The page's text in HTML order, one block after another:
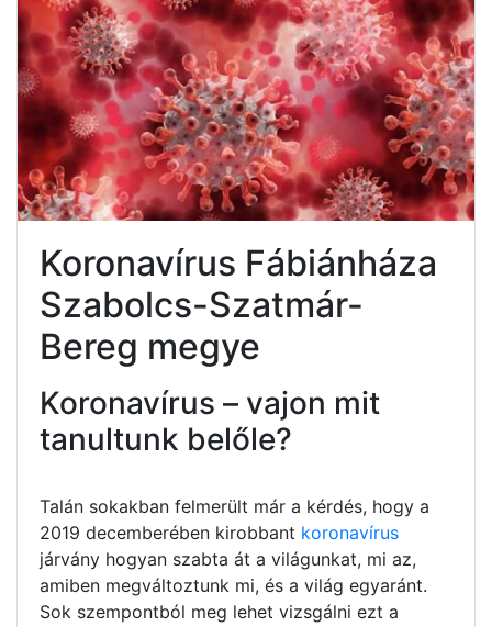
Koronavírus Fábiánháza
Szabolcs-Szatmár-
Bereg megye
Koronavírus – vajon mit
tanultunk belőle?
Talán sokakban felmerült már a kérdés, hogy a
2019 decemberében kirobbant koronavírus
járvány hogyan szabta át a világunkat, mi az,
amiben megváltoztunk mi, és a világ egyaránt.
Sok szempontból meg lehet vizsgálni ezt a